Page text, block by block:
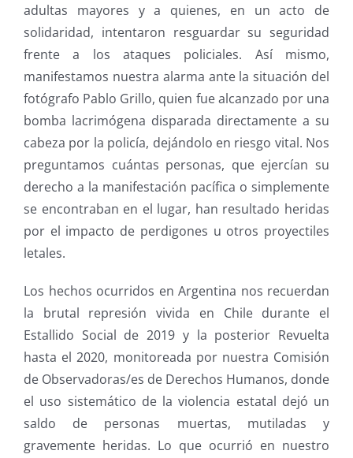
adultas mayores y a quienes, en un acto de
solidaridad, intentaron resguardar su seguridad
frente a los ataques policiales. Así mismo,
manifestamos nuestra alarma ante la situación del
fotógrafo Pablo Grillo, quien fue alcanzado por una
bomba lacrimógena disparada directamente a su
cabeza por la policía, dejándolo en riesgo vital. Nos
preguntamos cuántas personas, que ejercían su
derecho a la manifestación pacífica o simplemente
se encontraban en el lugar, han resultado heridas
por el impacto de perdigones u otros proyectiles
letales.
Los hechos ocurridos en Argentina nos recuerdan
la brutal represión vivida en Chile durante el
Estallido Social de 2019 y la posterior Revuelta
hasta el 2020, monitoreada por nuestra Comisión
de Observadoras/es de Derechos Humanos, donde
el uso sistemático de la violencia estatal dejó un
saldo de personas muertas, mutiladas y
gravemente heridas. Lo que ocurrió en nuestro